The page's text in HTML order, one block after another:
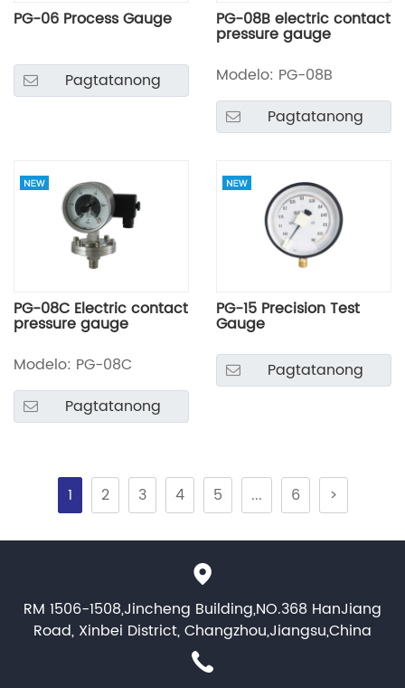
PG-06 Process Gauge
Pagtatanong
PG-08B electric contact
pressure gauge
Modelo: PG-08B
Pagtatanong
PG-08C Electric contact
pressure gauge
Modelo: PG-08C
Pagtatanong
PG-15 Precision Test
Gauge
Pagtatanong
1 2 3 4 5 ... 6 >
RM 1506-1508,Jincheng Building,NO.368 HanJiang
Road, Xinbei District, Changzhou,Jiangsu,China